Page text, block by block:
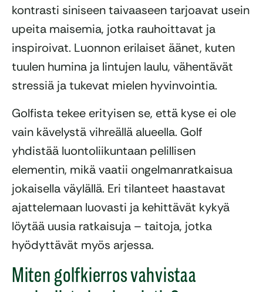
kontrasti siniseen taivaaseen tarjoavat usein
upeita maisemia, jotka rauhoittavat ja
inspiroivat. Luonnon erilaiset äänet, kuten
tuulen humina ja lintujen laulu, vähentävät
stressiä ja tukevat mielen hyvinvointia.
Golfista tekee erityisen se, että kyse ei ole
vain kävelystä vihreällä alueella. Golf
yhdistää luontoliikuntaan pelillisen
elementin, mikä vaatii ongelmanratkaisua
jokaisella väylällä. Eri tilanteet haastavat
ajattelemaan luovasti ja kehittävät kykyä
löytää uusia ratkaisuja – taitoja, jotka
hyödyttävät myös arjessa.
Miten golfkierros vahvistaa